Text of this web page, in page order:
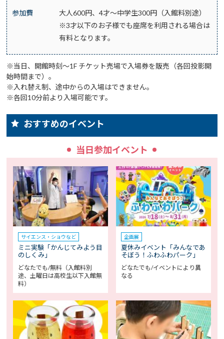
参加費
大人600円、4才～中学生300円（入館料別途）
※3才以下のお子様でも座席を利用される場合は
有料となります。
※当日、開館時刻～1F チケット売場で入場券を販売（各回投影開
始時間まで）。
※入れ替え制、途中からの入場はできません。
※各回10分前より入場可能です。
おすすめのイベント
当日参加イベント
サイエンス・ショウなど
ミニ実験「かんじてみよう目
のしくみ」
どなたでも/無料（入館料別
途、土曜日は高校生以下入館無
料）
企画展
夏休みイベント「みんなであ
そぼう！ふわふわパーク」
どなたでも/イベントにより異
なる